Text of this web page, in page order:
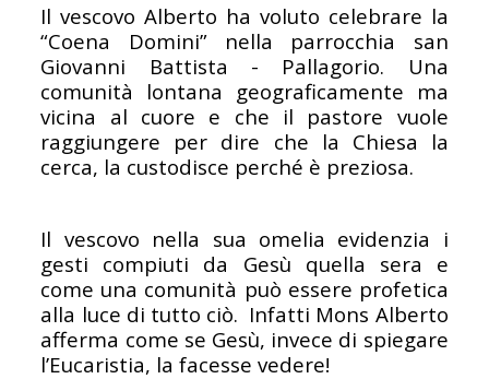
Il vescovo Alberto ha voluto celebrare la
“Coena Domini” nella parrocchia san
Giovanni Battista - Pallagorio. Una
comunità lontana geograficamente ma
vicina al cuore e che il pastore vuole
raggiungere per dire che la Chiesa la
cerca, la custodisce perché è preziosa.
Il vescovo nella sua omelia evidenzia i
gesti compiuti da Gesù quella sera e
come una comunità può essere profetica
alla luce di tutto ciò. Infatti Mons Alberto
afferma come se Gesù, invece di spiegare
l’Eucaristia, la facesse vedere!